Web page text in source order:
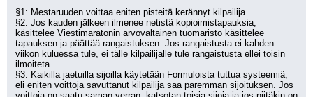
§1: Mestaruuden voittaa eniten pisteitä kerännyt kilpailija.
§2: Jos kauden jälkeen ilmenee netistä kopioimistapauksia,
käsittelee Viestimaratonin arvovaltainen tuomaristo käsittelee
tapauksen ja päättää rangaistuksen. Jos rangaistusta ei kahden
viikon kuluessa tule, ei tälle kilpailijalle tule rangaistusta ellei toisin
ilmoiteta.
§3: Kaikilla jaetuilla sijoilla käytetään Formuloista tuttua systeemiä,
eli eniten voittoja savuttanut kilpailija saa paremman sijoituksen. Jos